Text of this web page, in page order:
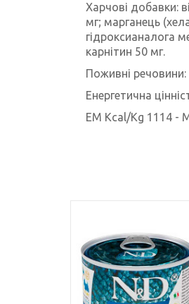
Харчові добавки:
мг; марганець
гідроксианалога
карнітин 50 мг.
Поживні речовини:
Енергетична
EM Kcal/Kg 1114 -